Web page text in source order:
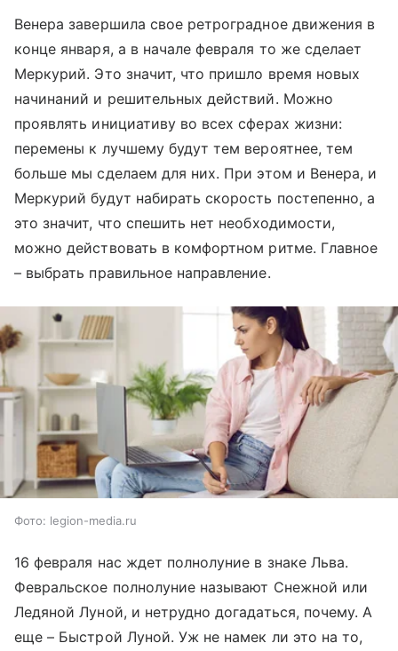
Венера завершила свое ретроградное движения в
конце января, а в начале февраля то же сделает
Меркурий. Это значит, что пришло время новых
начинаний и решительных действий. Можно
проявлять инициативу во всех сферах жизни:
перемены к лучшему будут тем вероятнее, тем
больше мы сделаем для них. При этом и Венера, и
Меркурий будут набирать скорость постепенно, а
это значит, что спешить нет необходимости,
можно действовать в комфортном ритме. Главное
– выбрать правильное направление.
Фото: legion-media.ru
16 февраля нас ждет полнолуние в знаке Льва.
Февральское полнолуние называют Снежной или
Ледяной Луной, и нетрудно догадаться, почему. А
еще – Быстрой Луной. Уж не намек ли это на то,